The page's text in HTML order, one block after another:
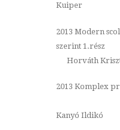
Kuiper
2013 Modern
Horváth
2013 Komplex
Kanyó Ildikó